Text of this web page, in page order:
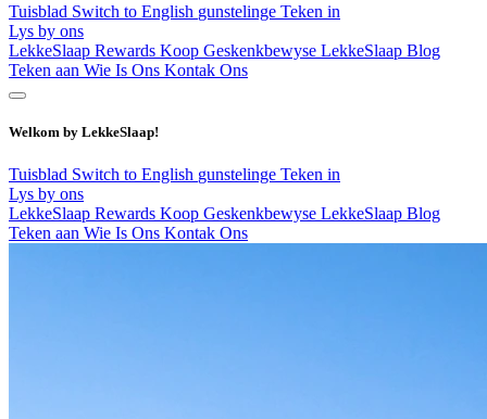
Tuisblad Switch to English gunstelinge Teken in
Lys by ons
LekkeSlaap Rewards Koop Geskenkbewyse LekkeSlaap Blog
Teken aan Wie Is Ons Kontak Ons
Welkom by LekkeSlaap!
Tuisblad Switch to English gunstelinge Teken in
Lys by ons
LekkeSlaap Rewards Koop Geskenkbewyse LekkeSlaap Blog
Teken aan Wie Is Ons Kontak Ons